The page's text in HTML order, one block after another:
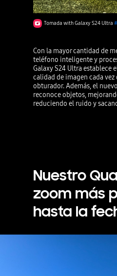
Con la mayor cantidad de
teléfono inteligente y
Galaxy S24 Ultra establece
calidad de imagen cada vez
obturador. Además, el
reconoce objetos,
reduciendo el ruido y
Tomada with Galaxy S24 Ultra
Nuestro
zoom más
hasta la